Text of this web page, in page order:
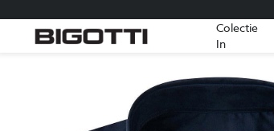
Colectie
In